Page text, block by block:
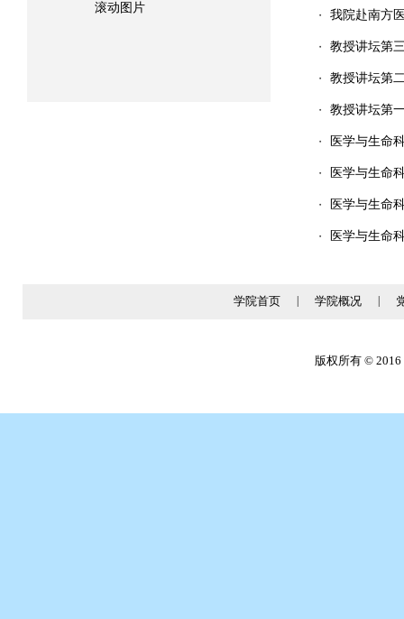
滚动图片
・ 我院赴南方
・ 教授讲坛第
・ 教授讲坛第
・ 教授讲坛第
・ 医学与生命
・ 医学与生命
・ 医学与生命
・ 医学与生命
学院首页 学院概况
版权所有 © 2016